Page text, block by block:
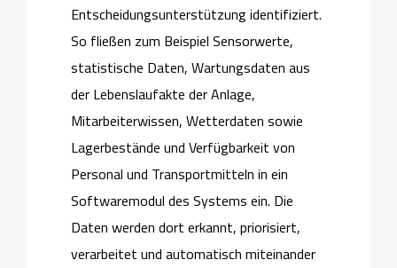
Entscheidungsunterstützung identifiziert.
So fließen zum Beispiel Sensorwerte,
statistische Daten, Wartungsdaten aus
der Lebenslaufakte der Anlage,
Mitarbeiterwissen, Wetterdaten sowie
Lagerbestände und Verfügbarkeit von
Personal und Transportmitteln in ein
Softwaremodul des Systems ein. Die
Daten werden dort erkannt, priorisiert,
verarbeitet und automatisch miteinander